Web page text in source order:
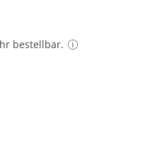
bestellbar.